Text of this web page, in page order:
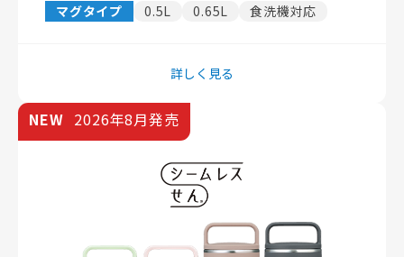
マグタイプ 0.5L 0.65L 食洗機対応
詳しく見る
NEW 2026年8月発売